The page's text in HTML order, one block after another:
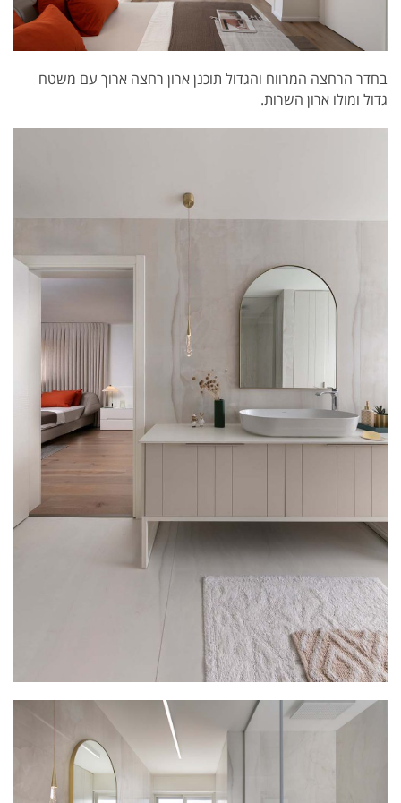
בחדר הרחצה המרווח והגדול תוכנן ארון רחצה ארוך עם משטח
גדול ומולו ארון השרות.